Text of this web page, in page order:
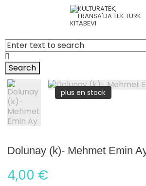
Search
plus en stock
Dolunay (k)- Mehmet Emin
4,00 €